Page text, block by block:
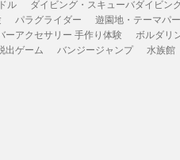
ル
ダイビング・スキューバダイビン
パラグライダー 遊園地・テーマパ
ーアクセサリー 手作り体験 ボルダリ
出ゲーム バンジージャンプ 水族館